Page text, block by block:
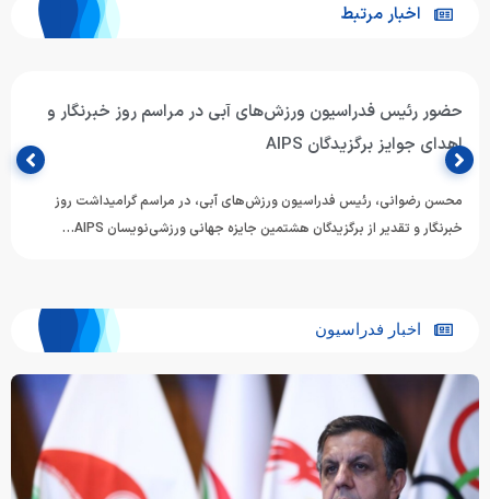
اخبار مرتبط
حضور رئیس فدراسیون ورزش‌های آبی در مراسم روز خبرنگار و
اهدای جوایز برگزیدگان AIPS
محسن رضوانی، رئیس فدراسیون ورزش‌های آبی، در مراسم گرامیداشت روز
خبرنگار و تقدیر از برگزیدگان هشتمین جایزه جهانی ورزشی‌نویسان AIPS…
اخبار فدراسیون